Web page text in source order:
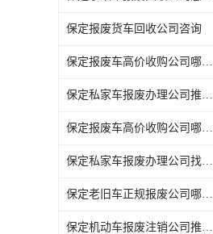
保定报废货车回收公司咨询
保定报废车高价收购公司哪家便宜
保定私家车报废办理公司推荐几家
保定报废车高价收购公司哪家强
保定私家车报废办理公司找哪家
保定老旧车正规报废公司哪家可靠
保定机动车报废注销公司推荐几家